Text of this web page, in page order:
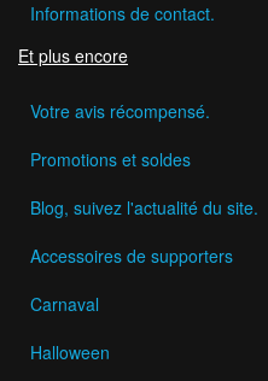
Informations de contact.
Et plus encore
Votre avis récompensé.
Promotions et soldes
Blog, suivez l'actualité du site.
Accessoires de supporters
Carnaval
Halloween